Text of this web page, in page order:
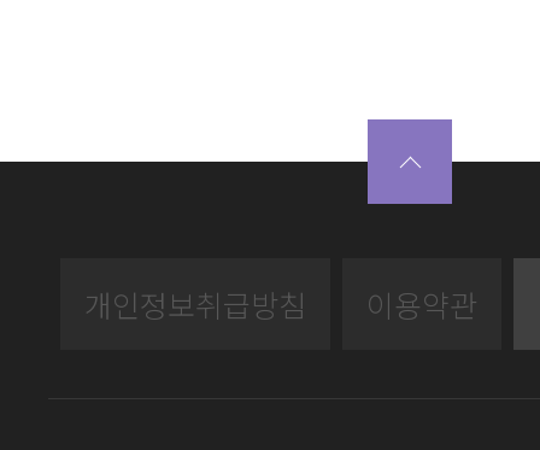
개인정보취급방침 이용약관